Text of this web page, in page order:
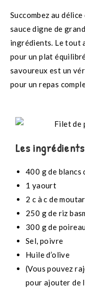
Succombez au
sauce digne de
ingrédients. Le tout
pour un plat
savoureux est un
pour un repas
Les
400 g de blancs
1 yaourt
2 c à c de
250 g de riz
300 g de
Sel, poivre
Huile d’olive
(Vous pouvez
pour ajouter de